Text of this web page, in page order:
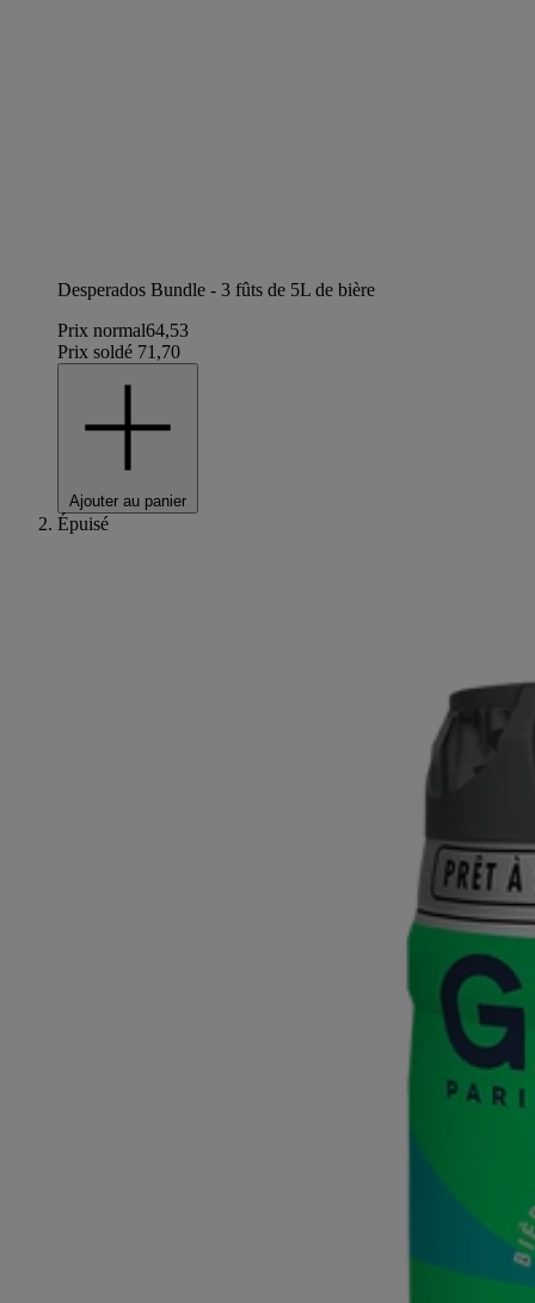
Desperados Bundle - 3 fûts de 5L de bière
Prix normal64,53
Prix soldé 71,70
Ajouter au panier
Épuisé